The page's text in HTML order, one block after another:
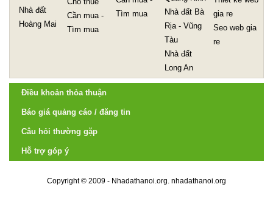
Nhà đất
Hoàng Mai
Cần mua -
Tìm mua
Tìm mua
Nhà đất Bà
Rịa - Vũng
Tàu
Nhà đất
Long An
gia re
Seo web gia
re
Điều khoản thỏa thuận
Báo giá quảng cáo / đăng tin
Câu hỏi thường gặp
Hỗ trợ góp ý
Copyright © 2009 - Nhadathanoi.org. nhadathanoi.org